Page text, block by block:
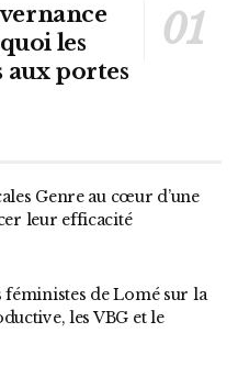
les
aux portes
Genre au cœur d’une
leur efficacité
féministes de Lomé sur la
les VBG et le